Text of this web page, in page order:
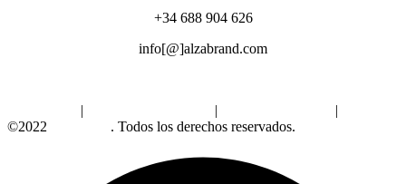
+34 688 904 626
info[@]alzabrand.com
| |
|
©2022
. Todos los derechos reservados.